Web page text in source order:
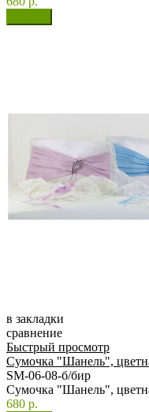
в закладки
сравнение
Быстрый просмотр
Сумочка "Шанель",
SM-06-08-б/бир
Сумочка "Шанель",
680 р.